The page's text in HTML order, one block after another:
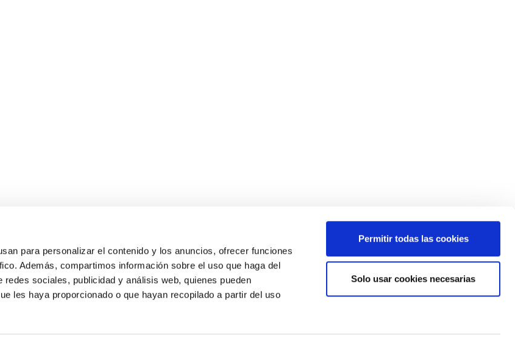
para personalizar el contenido y los anuncios, ofrecer funciones
Además, compartimos información sobre el uso que haga del
sociales, publicidad y análisis web, quienes pueden
les haya proporcionado o que hayan recopilado a partir del uso
Permitir todas las cookies
Solo usar cookies necesarias
Gastos de envío gratis
para compras superiores a 120 €
¿Quieres estar siempre informado?
Apúntate a nuestro newsletter